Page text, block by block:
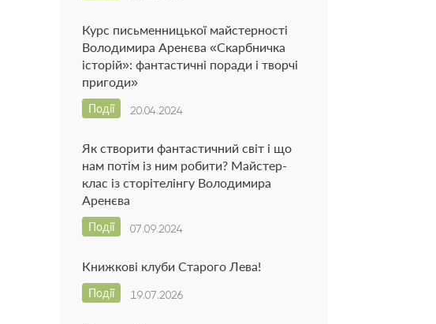
Курс письменницької майстерності
Володимира Аренєва «Скарбничка
історій»: фантастичні поради і творчі
пригоди»
20.04.2024
Події
Як створити фантастичний світ і що
нам потім із ним робити? Майстер-
клас із сторітелінгу Володимира
Аренєва
07.09.2024
Події
Книжкові клуби Старого Лева!
19.07.2026
Події